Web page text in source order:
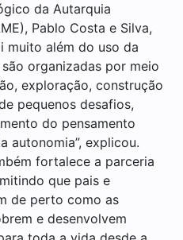
da Autarquia
Pablo Costa e Silva,
muito além do uso da
organizadas por meio
exploração, construção
pequenos desafios,
do pensamento
autonomia”, explicou.
fortalece a parceria
que pais e
de perto como as
e desenvolvem